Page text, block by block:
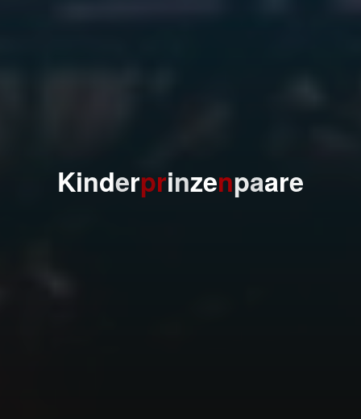
Kinderprinzenpaare